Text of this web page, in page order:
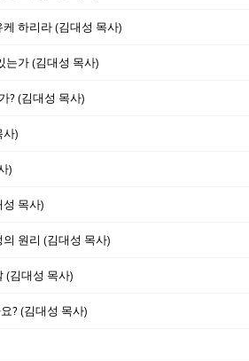
하리라 (김대성 목사)
는가 (김대성 목사)
? (김대성 목사)
사)
)
목사)
원리 (김대성 목사)
(김대성 목사)
? (김대성 목사)